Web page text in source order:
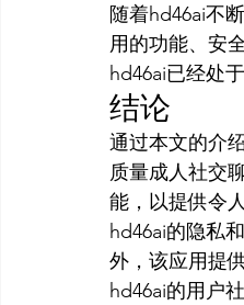
随着hd46ai不
用的功能、安
hd46ai已经处
结论
通过本文的介
质量成人社交
能，以提供令
hd46ai的隐私
外，该应用提
hd46ai的用户